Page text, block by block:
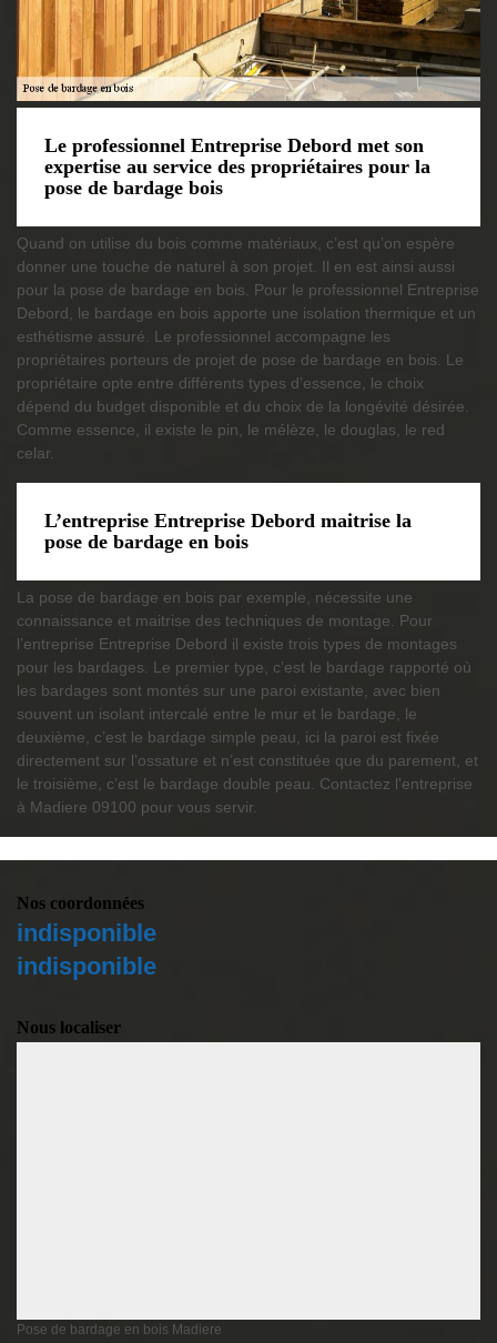
Le professionnel Entreprise Debord met son
expertise au service des propriétaires pour la
pose de bardage bois
Quand on utilise du bois comme matériaux, c’est qu’on espère
donner une touche de naturel à son projet. Il en est ainsi aussi
pour la pose de bardage en bois. Pour le professionnel Entreprise
Debord, le bardage en bois apporte une isolation thermique et un
esthétisme assuré. Le professionnel accompagne les
propriétaires porteurs de projet de pose de bardage en bois. Le
propriétaire opte entre différents types d’essence, le choix
dépend du budget disponible et du choix de la longévité désirée.
Comme essence, il existe le pin, le mélèze, le douglas, le red
celar.
L’entreprise Entreprise Debord maitrise la
pose de bardage en bois
La pose de bardage en bois par exemple, nécessite une
connaissance et maitrise des techniques de montage. Pour
l’entreprise Entreprise Debord il existe trois types de montages
pour les bardages. Le premier type, c’est le bardage rapporté où
les bardages sont montés sur une paroi existante, avec bien
souvent un isolant intercalé entre le mur et le bardage, le
deuxième, c’est le bardage simple peau, ici la paroi est fixée
directement sur l’ossature et n’est constituée que du parement, et
le troisième, c’est le bardage double peau. Contactez l'entreprise
à Madiere 09100 pour vous servir.
Nos coordonnées
indisponible
indisponible
Nous localiser
Pose de bardage en bois Madiere